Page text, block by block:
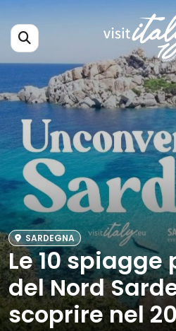
SARDEGNA
Le 10 spiagge
del Nord
scoprire nel